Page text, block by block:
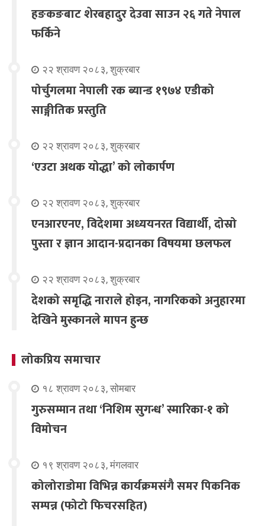
हङकङबाट शेरबहादुर देउवा साउन २६ गते नेपाल
फर्किने
२२ श्रावण २०८३, शुक्रबार
पोर्चुगलमा नेपाली रक ब्यान्ड १९७४ एडीको
साङ्गीतिक प्रस्तुति
२२ श्रावण २०८३, शुक्रबार
‘एउटा अथक योद्धा’ को लोकार्पण
२२ श्रावण २०८३, शुक्रबार
एनआरएनए, विदेशमा अध्ययनरत विद्यार्थी, दोस्रो
पुस्ता र ज्ञान आदान-प्रदानका विषयमा छलफल
२२ श्रावण २०८३, शुक्रबार
देशको समृद्धि नाराले होइन, नागरिकको अनुहारमा
देखिने मुस्कानले मापन हुन्छ
लोकप्रिय समाचार
१८ श्रावण २०८३, सोमबार
गुरुसम्मान तथा ‘निशिम सुगन्ध’ स्मारिका-१ को
विमोचन
१९ श्रावण २०८३, मंगलवार
कोलोराडोमा विभिन्न कार्यक्रमसंगै समर पिकनिक
सम्पन्न (फोटो फिचरसहित)